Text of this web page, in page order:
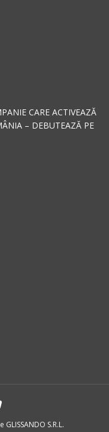
CARE ACTIVEAZĂ
– DEBUTEAZĂ PE
S.R.L.